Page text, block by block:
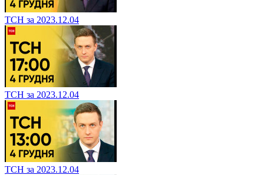
ТСН за 2023.12.04
ТСН за 2023.12.04
ТСН за 2023.12.04